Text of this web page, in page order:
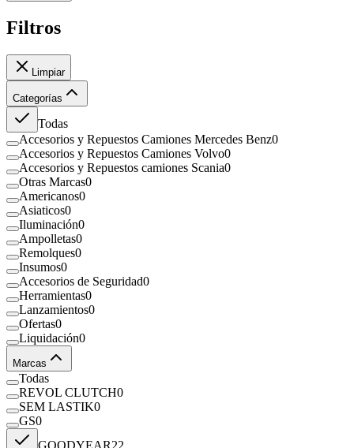
Filtros
Limpiar
Categorías
Todas
Accesorios y Repuestos Camiones Mercedes Benz0
Accesorios y Repuestos Camiones Volvo0
Accesorios y Repuestos camiones Scania0
Otras Marcas0
Americanos0
Asiaticos0
Iluminación0
Ampolletas0
Remolques0
Insumos0
Accesorios de Seguridad0
Herramientas0
Lanzamientos0
Ofertas0
Liquidación0
Marcas
Todas
REVOL CLUTCH0
SEM LASTIK0
GS0
GOODYEAR22